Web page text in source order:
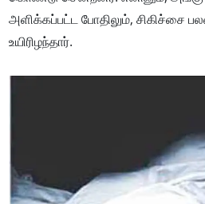
அளிக்கப்பட்ட போதிலும், சிகிச்சை
உயிரிழந்தார்.